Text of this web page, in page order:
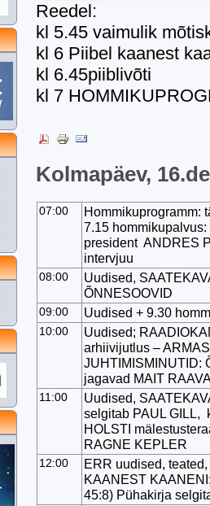
Reedel:
kl 5.45 vaimulik
kl 6 Piibel kaanest
kl 6.45piiblivõti
kl 7
Kolmapäev,
07:00
Hommikuprogramm:
7.15
president ANDRES
intervjuu
08:00
Uudised,
ÕNNESOOVID
09:00 Uudised + 9.30
10:00
Uudised;
arhiivijutlus –
JUHTIMISMINUTID:
jagavad MAIT
11:00
Uudised,
selgitab PAUL GILL,
HOLSTI
RAGNE KEPLER
12:00
ERR uudised,
KAANEST
45:8) Pühakirja